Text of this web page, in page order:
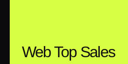
Web Top Sales